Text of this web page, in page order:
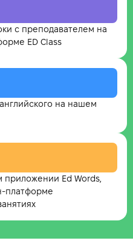
с преподавателем на
ED Class
на нашем
Ed Words,
платформе